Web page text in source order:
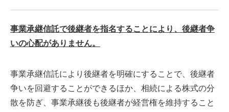
事業承継信託で後継者を指名することにより、後継者争
いの心配がありません。
事業承継信託により後継者を明確にすることで、後継者
争いを回避することができるほか、相続による株式の分
散を防ぎ、事業承継後も後継者が経営権を維持すること